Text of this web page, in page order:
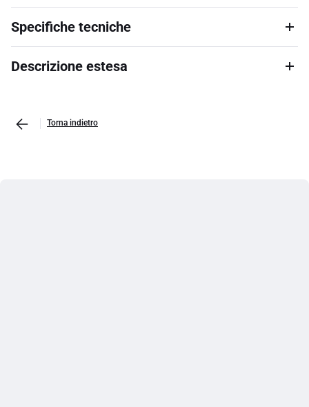
Specifiche tecniche
Descrizione estesa
Torna indietro